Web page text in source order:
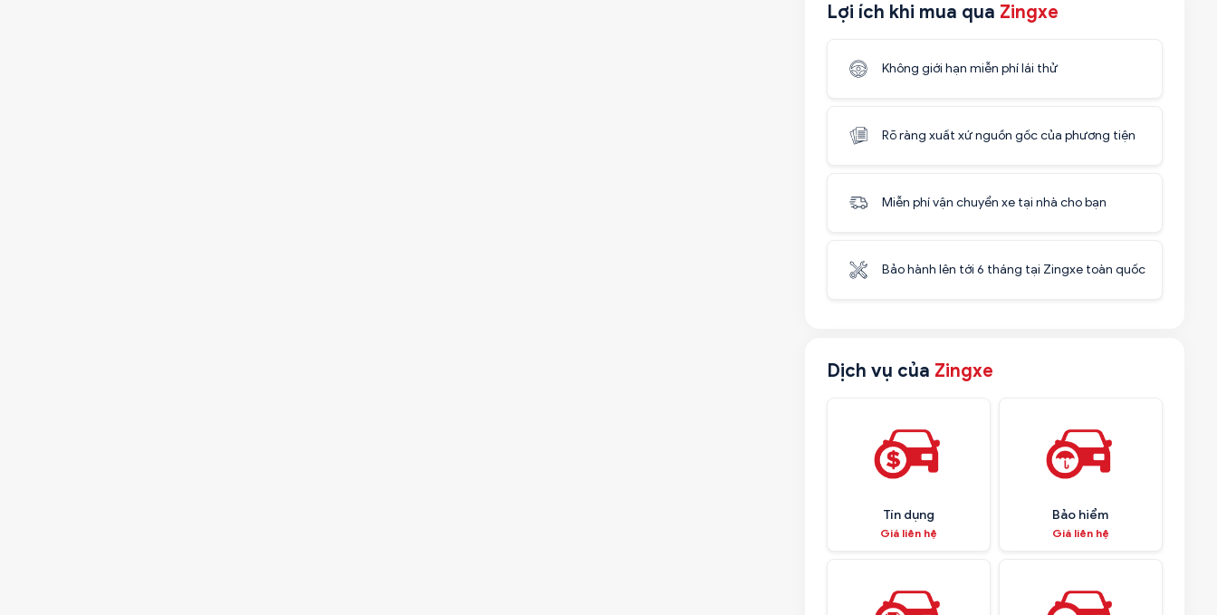
Lợi ích khi mua qua Zingxe
Không giới hạn miễn phí lái thử
Rõ ràng xuất xứ nguồn gốc của phương tiện
Miễn phí vận chuyển xe tại nhà cho bạn
Bảo hành lên tới 6 tháng tại Zingxe toàn quốc
Dịch vụ của Zingxe
Tín dụng
Giá liên hệ
Bảo hiểm
Giá liên hệ